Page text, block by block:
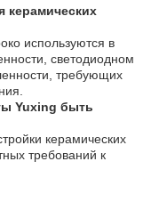
керамических
используются в
светодиодном
требующих
Yuxing быть
керамических
требований к